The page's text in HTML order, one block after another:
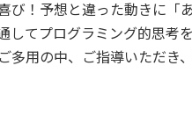
び！予想と違った動きに「
してプログラミング的思考
多用の中、ご指導いただき